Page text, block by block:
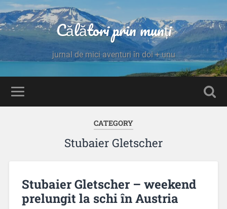
Călători prin munți
jurnal de mici aventuri în doi + unu
CATEGORY
Stubaier Gletscher
Stubaier Gletscher – weekend
prelungit la schi în Austria